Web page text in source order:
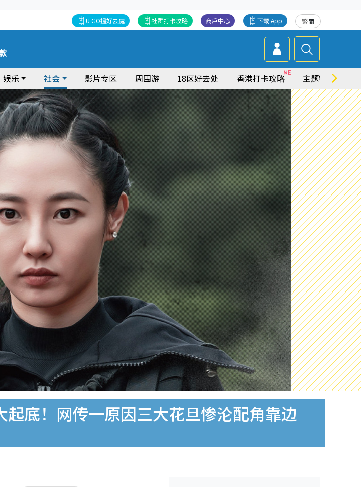
繁简
下載 App
商戶中心
社群打卡攻略
U GO搵好去處
娱乐 社会 影片专区 周围游 18区好去处 香港打卡攻略 主题特集
底！网传一原因三大花旦惨沦配角靠边